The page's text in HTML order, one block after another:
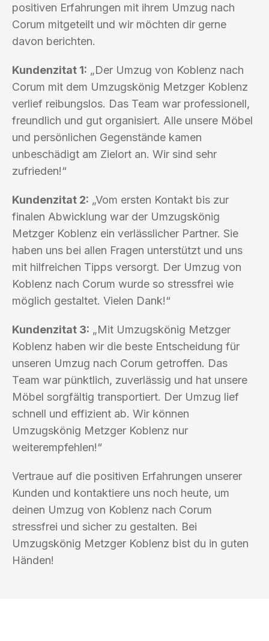
positiven Erfahrungen mit ihrem Umzug nach
Corum mitgeteilt und wir möchten dir gerne
davon berichten.
Kundenzitat 1: „Der Umzug von Koblenz nach
Corum mit dem Umzugskönig Metzger Koblenz
verlief reibungslos. Das Team war professionell,
freundlich und gut organisiert. Alle unsere Möbel
und persönlichen Gegenstände kamen
unbeschädigt am Zielort an. Wir sind sehr
zufrieden!“
Kundenzitat 2: „Vom ersten Kontakt bis zur
finalen Abwicklung war der Umzugskönig
Metzger Koblenz ein verlässlicher Partner. Sie
haben uns bei allen Fragen unterstützt und uns
mit hilfreichen Tipps versorgt. Der Umzug von
Koblenz nach Corum wurde so stressfrei wie
möglich gestaltet. Vielen Dank!“
Kundenzitat 3: „Mit Umzugskönig Metzger
Koblenz haben wir die beste Entscheidung für
unseren Umzug nach Corum getroffen. Das
Team war pünktlich, zuverlässig und hat unsere
Möbel sorgfältig transportiert. Der Umzug lief
schnell und effizient ab. Wir können
Umzugskönig Metzger Koblenz nur
weiterempfehlen!“
Vertraue auf die positiven Erfahrungen unserer
Kunden und kontaktiere uns noch heute, um
deinen Umzug von Koblenz nach Corum
stressfrei und sicher zu gestalten. Bei
Umzugskönig Metzger Koblenz bist du in guten
Händen!